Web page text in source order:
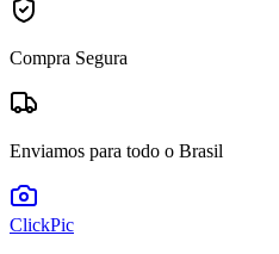
Compra Segura
Enviamos para todo o Brasil
ClickPic